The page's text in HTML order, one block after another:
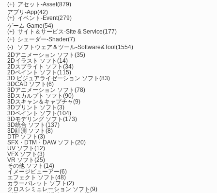
(+) アセット-Asset(879)
アプリ-App(42)
(+) イベント-Event(279)
ゲーム-Game(54)
(+) サイト＆サービス-Site & Service(177)
(+) シェーダー-Shader(7)
(-)
ソフトウェア＆ツール-Software&Tool(1554)
2Dアニメーション ソフト (35)
2Dイラスト ソフト (14)
2Dスプライト ソフト (34)
2Dペイント ソフト (115)
3D ビジュアライゼーション ソフト (83)
3DCAD ソフト (6)
3Dアニメーション ソフト (78)
3Dスカルプト ソフト (90)
3Dスキャン＆キャプチャ(9)
3Dプリント ソフト (3)
3Dペイント ソフト (104)
3Dモデリング ソフト (173)
3D統合 ソフト (137)
3D計測 ソフト (8)
DTP ソフト (3)
SFX・DTM・DAW ソフト (20)
UV ソフト (12)
VFX ソフト (3)
VR ソフト (25)
その他 ソフト (14)
イメージビューアー(6)
エフェクト ソフト (48)
カラーパレット ソフト (2)
クロスシミュレーション ソフト (9)